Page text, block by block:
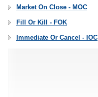
Market On Close - MOC
Fill Or Kill - FOK
Immediate Or Cancel - IOC